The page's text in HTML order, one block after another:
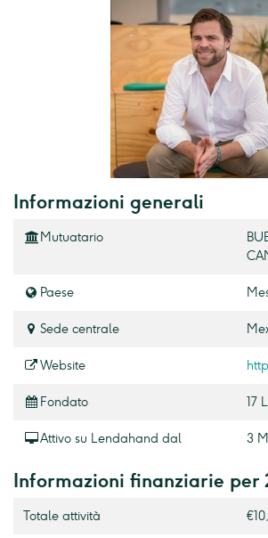
Informazioni generali
Mutuatario
Paese
Sede centrale
Website
Fondato 17
Attivo su Lendahand dal 3
Informazioni finanziarie per
Totale attività